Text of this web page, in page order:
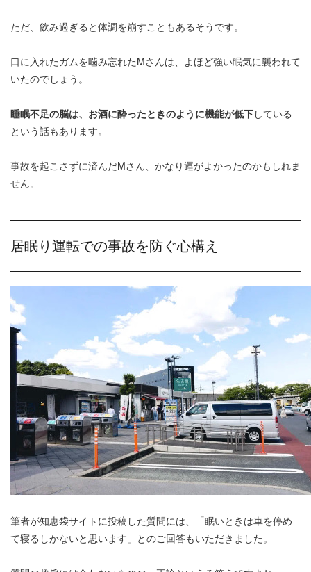
ただ、飲み過ぎると体調を崩すこともあるそうです。
口に入れたガムを噛み忘れたMさんは、よほど強い眠気に襲われて
いたのでしょう。
睡眠不足の脳は、お酒に酔ったときのように機能が低下している
という話もあります。
事故を起こさずに済んだMさん、かなり運がよかったのかもしれま
せん。
居眠り運転での事故を防ぐ心構え
筆者が知恵袋サイトに投稿した質問には、「眠いときは車を停め
て寝るしかないと思います」とのご回答もいただきました。